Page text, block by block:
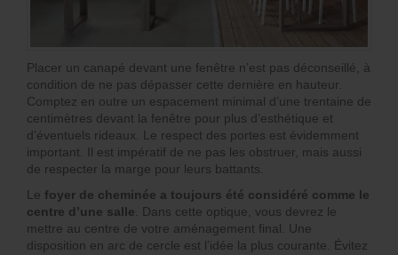
Placer un canapé devant une fenêtre n’est pas déconseillé, à
condition de ne pas dépasser cette dernière en hauteur.
Comptez en outre un espacement minimal d’une trentaine de
centimètres devant la fenêtre pour plus d’esthétique et
d’éventuels rideaux. Le respect des portes est évidemment
important. Il est impératif de ne pas les obstruer, mais aussi
de respecter la marge pour leurs battants.
Le foyer de cheminée a toujours été considéré comme le
centre d’une salle . Dans cette optique, vous devrez le
mettre au centre de votre aménagement final. Une
disposition en arc de cercle est l’idée la plus courante. Évitez